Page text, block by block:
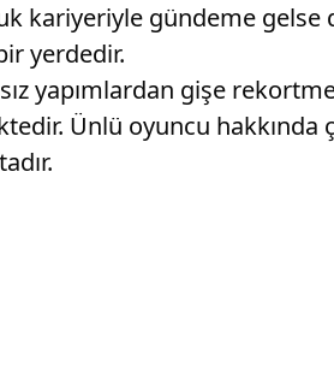
kariyeriyle gündeme
yerdedir.
yapımlardan gişe
Ünlü oyuncu